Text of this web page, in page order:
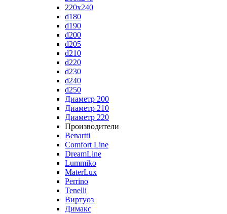
220x240
d180
d190
d200
d205
d210
d220
d230
d240
d250
Диаметр 200
Диаметр 210
Диаметр 220
Производители
Benartti
Comfort Line
DreamLine
Lummiko
MaterLux
Perrino
Tenelli
Виртуоз
Димакс